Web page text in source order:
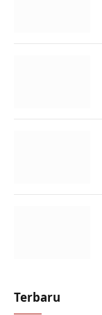
Terbaru